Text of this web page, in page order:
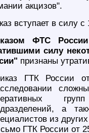
акцизов".
вступает в силу с
ФТС
силу
признаны
ГТК России
а
из
ГТК России от